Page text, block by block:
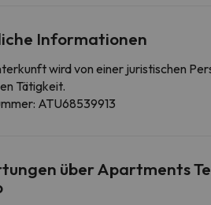
Informationen
wird von einer juristischen
Tätigkeit.
ATU68539913
über Apartments